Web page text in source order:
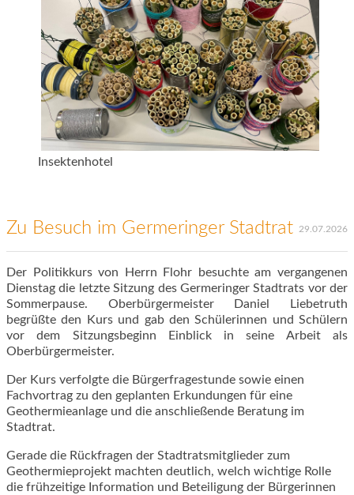
Insektenhotel
29.07.2026
Zu Besuch im Germeringer Stadtrat
Der Politikkurs von Herrn Flohr besuchte am vergangenen
Dienstag die letzte Sitzung des Germeringer Stadtrats vor der
Sommerpause. Oberbürgermeister Daniel Liebetruth
begrüßte den Kurs und gab den Schülerinnen und Schülern
vor dem Sitzungsbeginn Einblick in seine Arbeit als
Oberbürgermeister.
Der Kurs verfolgte die Bürgerfragestunde sowie einen
Fachvortrag zu den geplanten Erkundungen für eine
Geothermieanlage und die anschließende Beratung im
Stadtrat.
Gerade die Rückfragen der Stadtratsmitglieder zum
Geothermieprojekt machten deutlich, welch wichtige Rolle
die frühzeitige Information und Beteiligung der Bürgerinnen